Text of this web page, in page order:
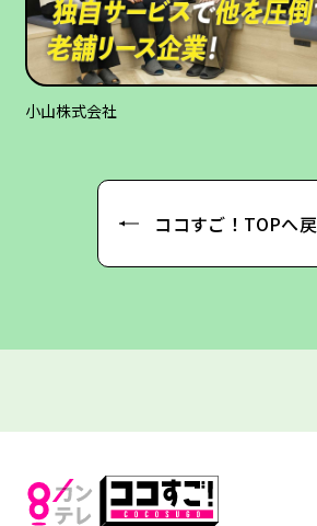
小山株式会社
ココすご！TOPへ